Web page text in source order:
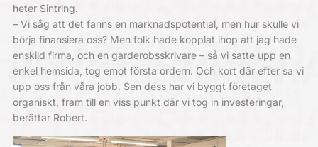
heter Sintring.
– Vi såg att det fanns en marknadspotential, men hur skulle vi
börja finansiera oss? Men folk hade kopplat ihop att jag hade
enskild firma, och en garderobsskrivare – så vi satte upp en
enkel hemsida, tog emot första ordern. Och kort där efter sa vi
upp oss från våra jobb. Sen dess har vi byggt företaget
organiskt, fram till en viss punkt där vi tog in investeringar,
berättar Robert.